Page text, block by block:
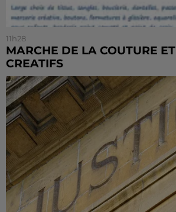
11h28
MARCHE DE LA COUTURE
CREATIFS